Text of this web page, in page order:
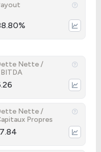
Nette /
Nette /
Propres